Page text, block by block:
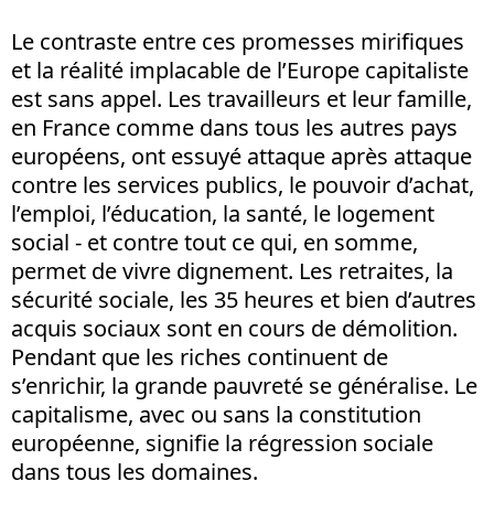
Le contraste entre ces promesses mirifiques
et la réalité implacable de l’Europe capitaliste
est sans appel. Les travailleurs et leur famille,
en France comme dans tous les autres pays
européens, ont essuyé attaque après attaque
contre les services publics, le pouvoir d’achat,
l’emploi, l’éducation, la santé, le logement
social - et contre tout ce qui, en somme,
permet de vivre dignement. Les retraites, la
sécurité sociale, les 35 heures et bien d’autres
acquis sociaux sont en cours de démolition.
Pendant que les riches continuent de
s’enrichir, la grande pauvreté se généralise. Le
capitalisme, avec ou sans la constitution
européenne, signifie la régression sociale
dans tous les domaines.